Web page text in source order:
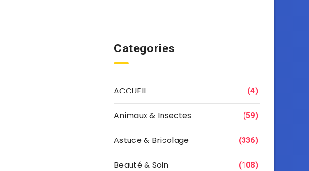
Categories
ACCUEIL (4)
Animaux & Insectes (59)
Astuce & Bricolage (336)
Beauté & Soin (108)